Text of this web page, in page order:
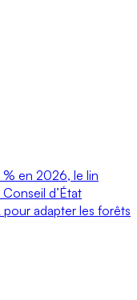
% en 2026, le lin
d’État
pour adapter les forêts